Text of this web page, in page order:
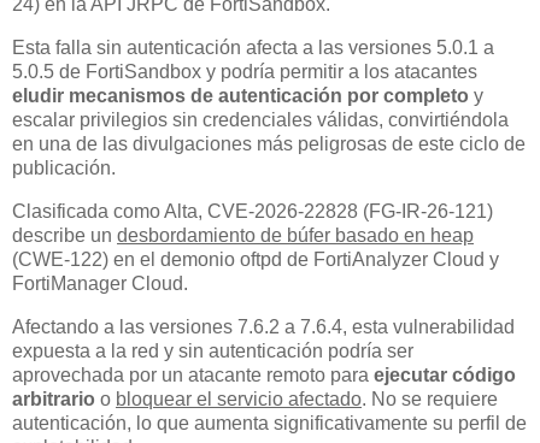
24) en la API JRPC de FortiSandbox.
Esta falla sin autenticación afecta a las versiones 5.0.1 a
5.0.5 de FortiSandbox y podría permitir a los atacantes
eludir mecanismos de autenticación por completo y
escalar privilegios sin credenciales válidas, convirtiéndola
en una de las divulgaciones más peligrosas de este ciclo de
publicación.
Clasificada como Alta, CVE-2026-22828 (FG-IR-26-121)
describe un desbordamiento de búfer basado en heap
(CWE-122) en el demonio oftpd de FortiAnalyzer Cloud y
FortiManager Cloud.
Afectando a las versiones 7.6.2 a 7.6.4, esta vulnerabilidad
expuesta a la red y sin autenticación podría ser
aprovechada por un atacante remoto para ejecutar código
arbitrario o bloquear el servicio afectado. No se requiere
autenticación, lo que aumenta significativamente su perfil de